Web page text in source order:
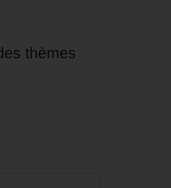
thèmes